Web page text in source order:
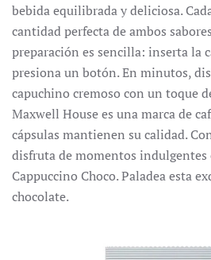
bebida equilibrada y deliciosa.
cantidad perfecta de ambos
preparación es sencilla: inserta la
presiona un botón.En minutos,
capuchino cremoso con un toque
Maxwell House es una marca de
cápsulas mantienen su calidad.
disfruta de momentos indulgentes
Cappuccino Choco.Paladea esta
chocolate.